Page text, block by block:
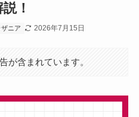
！
ザニア 2026年7月15日
が含まれています。